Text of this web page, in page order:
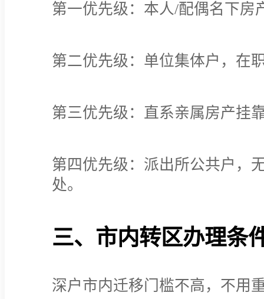
第一优先级：本人/配偶名下房
第二优先级：单位集体户，在
第三优先级：直系亲属房产挂
第四优先级：派出所公共户，
处。
三、市内转区办理条
深户市内迁移门槛不高，不用